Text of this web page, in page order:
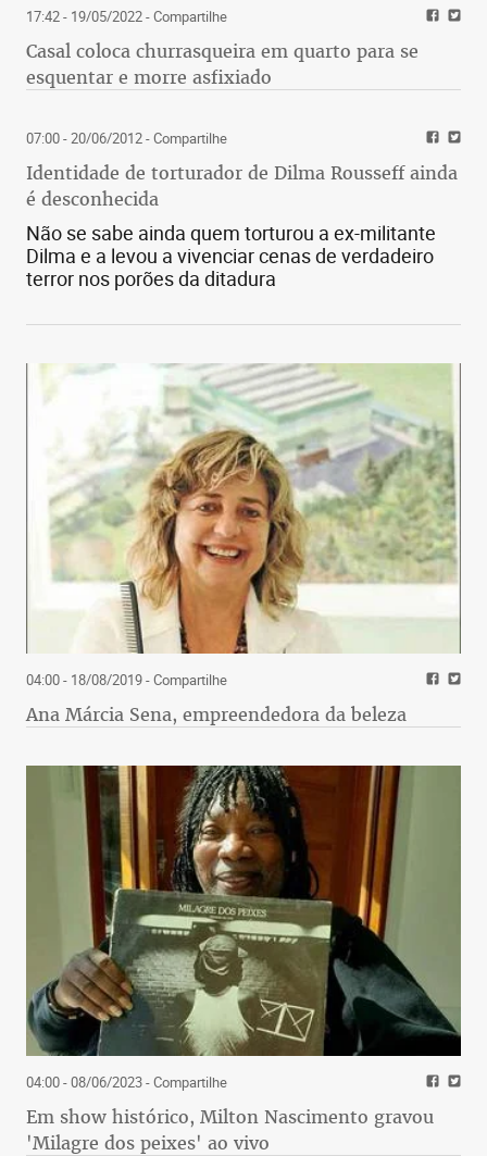
17:42 - 19/05/2022- Compartilhe
Casal coloca churrasqueira em quarto para se
esquentar e morre asfixiado
07:00 - 20/06/2012- Compartilhe
Identidade de torturador de Dilma Rousseff ainda
é desconhecida
Não se sabe ainda quem torturou a ex-militante
Dilma e a levou a vivenciar cenas de verdadeiro
terror nos porões da ditadura
04:00 - 18/08/2019- Compartilhe
Ana Márcia Sena, empreendedora da beleza
04:00 - 08/06/2023- Compartilhe
Em show histórico, Milton Nascimento gravou
'Milagre dos peixes' ao vivo